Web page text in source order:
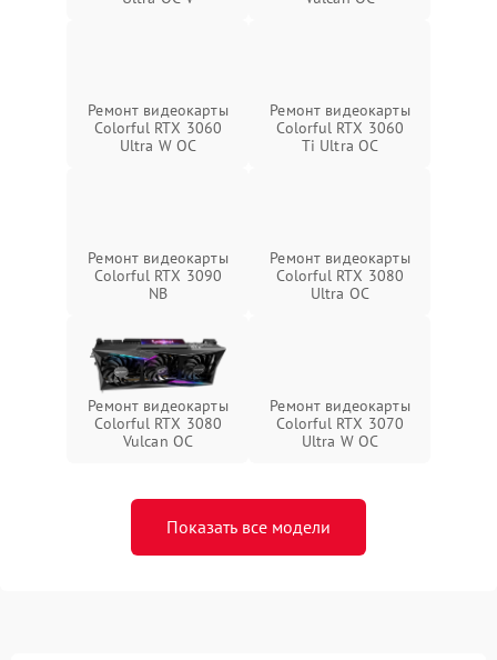
Ремонт видеокарты
Colorful RTX 3060
Ultra W OC
Ремонт видеокарты
Colorful RTX 3060
Ti Ultra OC
Ремонт видеокарты
Colorful RTX 3090
NB
Ремонт видеокарты
Colorful RTX 3080
Ultra OC
Ремонт видеокарты
Colorful RTX 3080
Vulcan OC
Ремонт видеокарты
Colorful RTX 3070
Ultra W OC
Показать все модели